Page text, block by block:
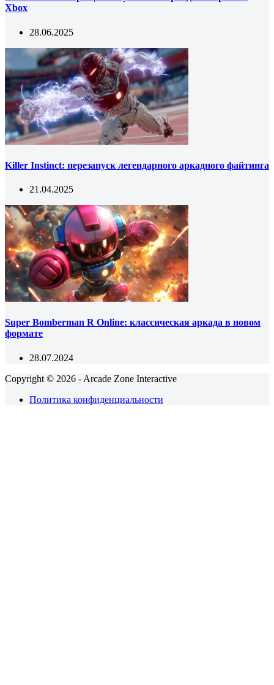
Xbox
28.06.2025
Killer Instinct: перезапуск легендарного аркадного файтинга
21.04.2025
Super Bomberman R Online: классическая аркада в новом
формате
28.07.2024
Copyright © 2026 - Arcade Zone Interactive
Политика конфиденциальности